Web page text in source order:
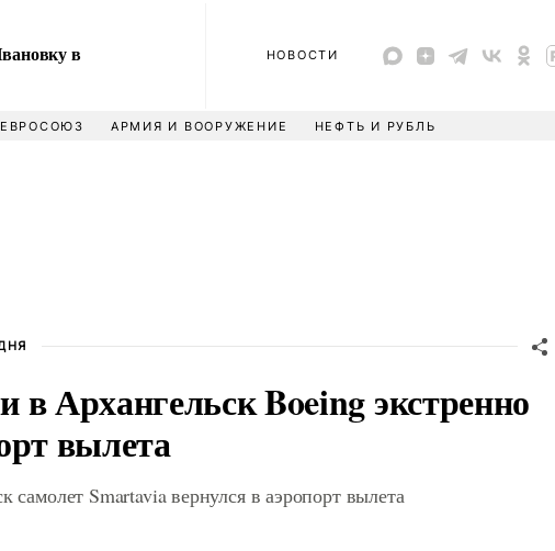
в
НОВОСТИ
ЕВРОСОЮЗ АРМИЯ И ВООРУЖЕНИЕ НЕФТЬ И РУБЛЬ
Архангельск Boeing экстренно
вылета
Smartavia вернулся в аэропорт вылета